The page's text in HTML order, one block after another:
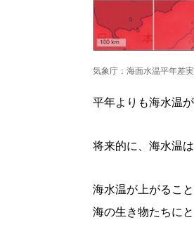
気象庁：海面水温平年差
平年よりも海水温
将来的に、海水温
海水温が上がるこ
海の生き物たちに